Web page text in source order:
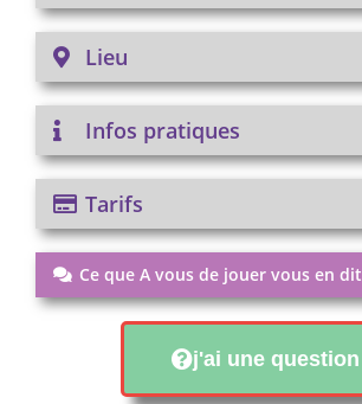
Lieu
Infos pratiques
Tarifs
Ce que A vous de jouer vous en dit
j'ai une question